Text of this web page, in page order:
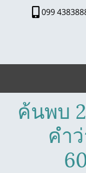
099
ค้นพบ
คำ